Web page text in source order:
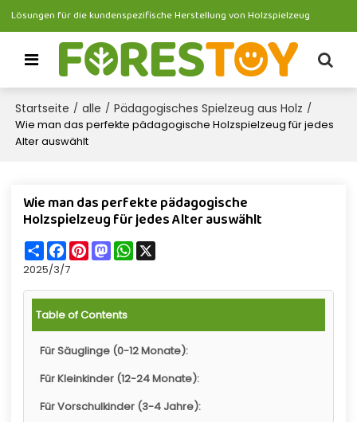
Lösungen für die kundenspezifische Herstellung von Holzspielzeug
Startseite / alle / Pädagogisches Spielzeug aus Holz /
Wie man das perfekte pädagogische Holzspielzeug für jedes
Alter auswählt
Wie man das perfekte pädagogische
Holzspielzeug für jedes Alter auswählt
ShareFacebook
PinterestMastodonWhatsApp
X
2025/3/7
Table of Contents
Für Säuglinge (0-12 Monate):
Für Kleinkinder (12-24 Monate):
Für Vorschulkinder (3-4 Jahre):